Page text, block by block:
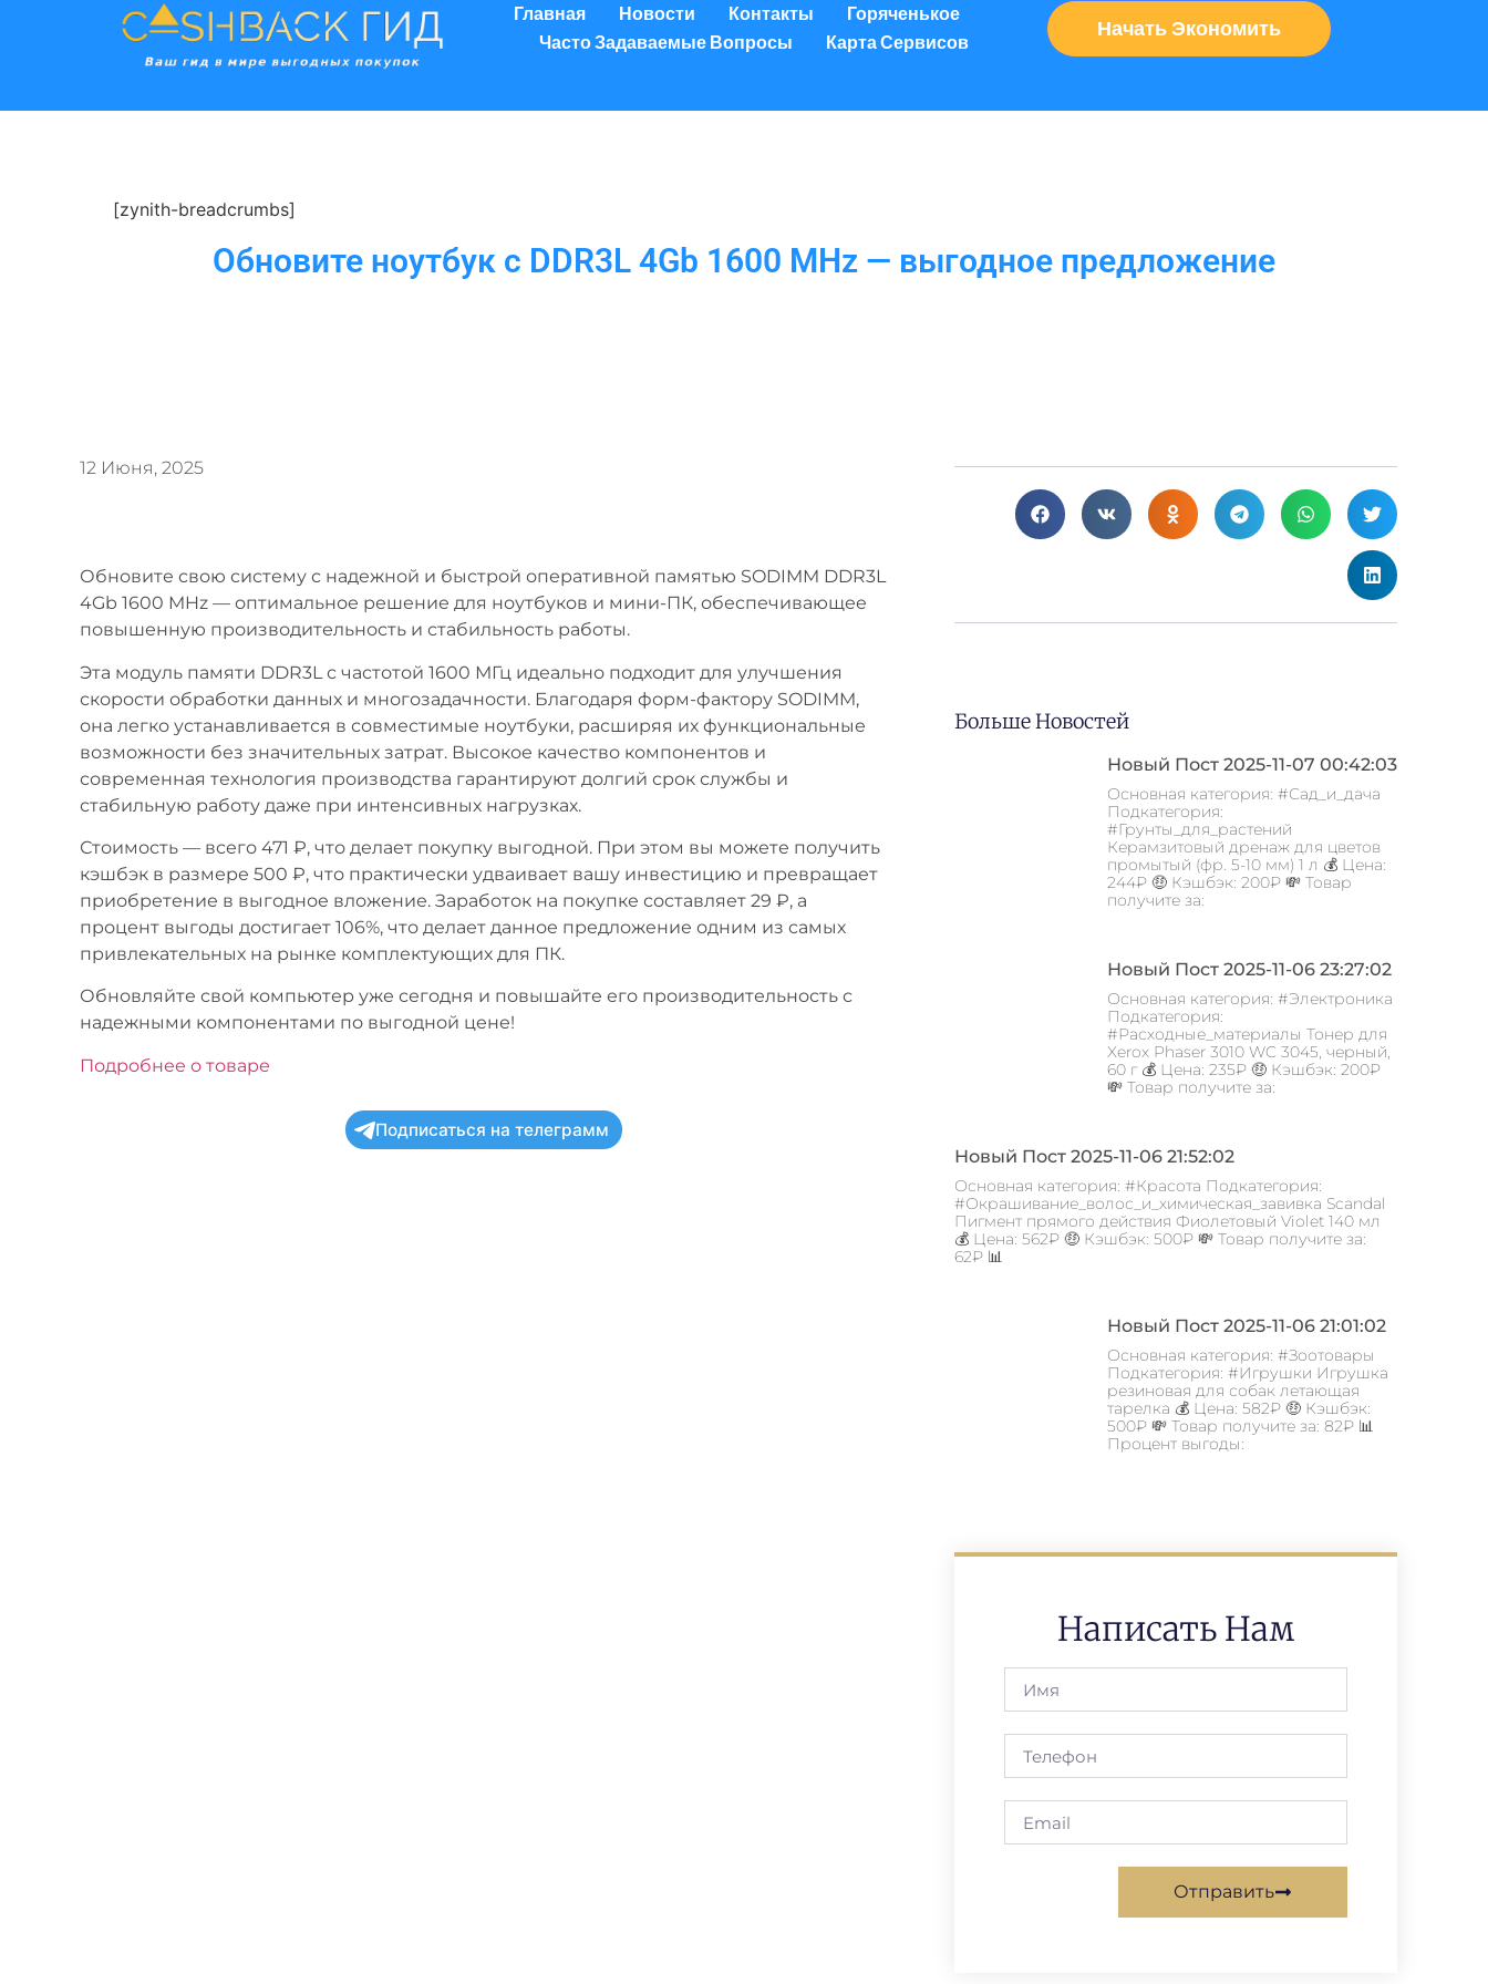
Главная Новости Контакты
Горяченькое
Часто Задаваемые Вопросы
Карта Сервисов
Начать Экономить
[zynith-breadcrumbs]
Обновите ноутбук с DDR3L 4Gb 1600 MHz — выгодное предложение
12 Июня, 2025
Обновите свою систему с надежной и быстрой оперативной памятью SODIMM DDR3L
4Gb 1600 MHz — оптимальное решение для ноутбуков и мини-ПК, обеспечивающее
повышенную производительность и стабильность работы.
Эта модуль памяти DDR3L с частотой 1600 МГц идеально подходит для улучшения
скорости обработки данных и многозадачности. Благодаря форм-фактору SODIMM,
она легко устанавливается в совместимые ноутбуки, расширяя их функциональные
возможности без значительных затрат. Высокое качество компонентов и
современная технология производства гарантируют долгий срок службы и
стабильную работу даже при интенсивных нагрузках.
Стоимость — всего 471 ₽, что делает покупку выгодной. При этом вы можете получить
кэшбэк в размере 500 ₽, что практически удваивает вашу инвестицию и превращает
приобретение в выгодное вложение. Заработок на покупке составляет 29 ₽, а
процент выгоды достигает 106%, что делает данное предложение одним из самых
привлекательных на рынке комплектующих для ПК.
Обновляйте свой компьютер уже сегодня и повышайте его производительность с
надежными компонентами по выгодной цене!
Подробнее о товаре
Подписаться на телеграмм
Больше Новостей
Новый Пост 2025-11-07 00:42:03
Основная категория: #Сад_и_дача
Подкатегория:
#Грунты_для_растений
Керамзитовый дренаж для цветов
промытый (фр. 5-10 мм) 1 л 💰 Цена:
244₽ 🤑 Кэшбэк: 200₽ 💸 Товар
получите за:
Новый Пост 2025-11-06 23:27:02
Основная категория: #Электроника
Подкатегория:
#Расходные_материалы Тонер для
Xerox Phaser 3010 WC 3045, черный,
60 г 💰 Цена: 235₽ 🤑 Кэшбэк: 200₽
💸 Товар получите за:
Новый Пост 2025-11-06 21:52:02
Основная категория: #Красота Подкатегория:
#Окрашивание_волос_и_химическая_завивка Scandal
Пигмент прямого действия Фиолетовый Violet 140 мл
💰 Цена: 562₽ 🤑 Кэшбэк: 500₽ 💸 Товар получите за:
62₽ 📊
Новый Пост 2025-11-06 21:01:02
Основная категория: #Зоотовары
Подкатегория: #Игрушки Игрушка
резиновая для собак летающая
тарелка 💰 Цена: 582₽ 🤑 Кэшбэк:
500₽ 💸 Товар получите за: 82₽ 📊
Процент выгоды:
Написать Нам
Отправить